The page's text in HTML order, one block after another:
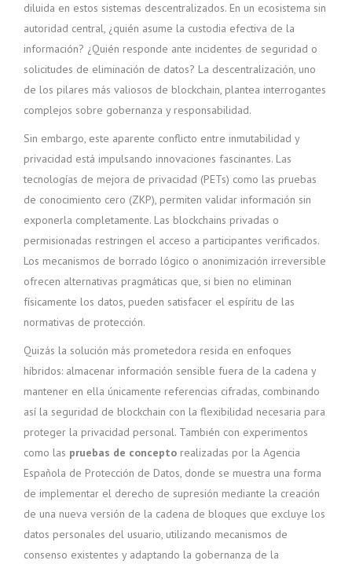
diluida en estos sistemas descentralizados. En un ecosistema sin
autoridad central, ¿quién asume la custodia efectiva de la
información? ¿Quién responde ante incidentes de seguridad o
solicitudes de eliminación de datos? La descentralización, uno
de los pilares más valiosos de blockchain, plantea interrogantes
complejos sobre gobernanza y responsabilidad.
Sin embargo, este aparente conflicto entre inmutabilidad y
privacidad está impulsando innovaciones fascinantes. Las
tecnologías de mejora de privacidad (PETs) como las pruebas
de conocimiento cero (ZKP), permiten validar información sin
exponerla completamente. Las blockchains privadas o
permisionadas restringen el acceso a participantes verificados.
Los mecanismos de borrado lógico o anonimización irreversible
ofrecen alternativas pragmáticas que, si bien no eliminan
físicamente los datos, pueden satisfacer el espíritu de las
normativas de protección.
Quizás la solución más prometedora resida en enfoques
híbridos: almacenar información sensible fuera de la cadena y
mantener en ella únicamente referencias cifradas, combinando
así la seguridad de blockchain con la flexibilidad necesaria para
proteger la privacidad personal. También con experimentos
como las pruebas de concepto realizadas por la Agencia
Española de Protección de Datos, donde se muestra una forma
de implementar el derecho de supresión mediante la creación
de una nueva versión de la cadena de bloques que excluye los
datos personales del usuario, utilizando mecanismos de
consenso existentes y adaptando la gobernanza de la